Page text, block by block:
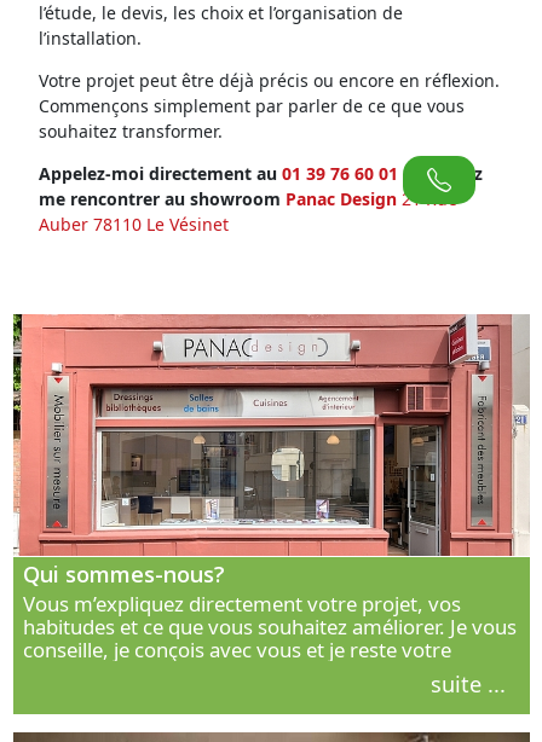
l’étude, le devis, les choix et l’organisation de
l’installation.
Votre projet peut être déjà précis ou encore en réflexion.
Commençons simplement par parler de ce que vous
souhaitez transformer.
Appelez-moi directement au 01 39 76 60 01 ou venez
me rencontrer au showroom Panac Design 21 Rue
Auber 78110 Le Vésinet
Qui sommes-nous?
Vous m’expliquez directement votre projet, vos
habitudes et ce que vous souhaitez améliorer. Je vous
conseille, je conçois avec vous et je reste votre
interlocuteur principal. Découvrez ma façon de vous
suite ...